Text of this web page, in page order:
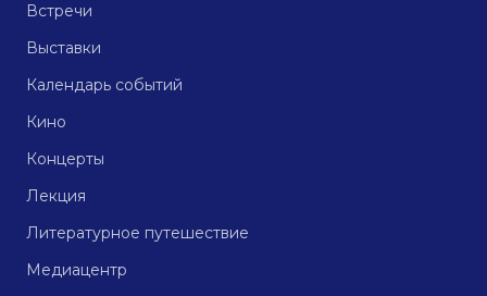
Встречи
Выставки
Календарь событий
Кино
Концерты
Лекция
Литературное путешествие
Медиацентр